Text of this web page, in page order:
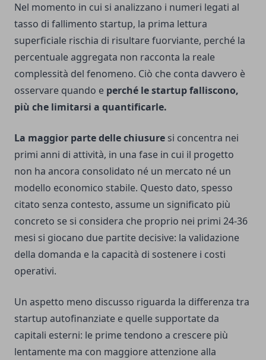
Nel momento in cui si analizzano i numeri legati al
tasso di fallimento startup, la prima lettura
superficiale rischia di risultare fuorviante, perché la
percentuale aggregata non racconta la reale
complessità del fenomeno. Ciò che conta davvero è
osservare quando e perché le startup falliscono,
più che limitarsi a quantificarle.
La maggior parte delle chiusure si concentra nei
primi anni di attività, in una fase in cui il progetto
non ha ancora consolidato né un mercato né un
modello economico stabile. Questo dato, spesso
citato senza contesto, assume un significato più
concreto se si considera che proprio nei primi 24-36
mesi si giocano due partite decisive: la validazione
della domanda e la capacità di sostenere i costi
operativi.
Un aspetto meno discusso riguarda la differenza tra
startup autofinanziate e quelle supportate da
capitali esterni: le prime tendono a crescere più
lentamente ma con maggiore attenzione alla